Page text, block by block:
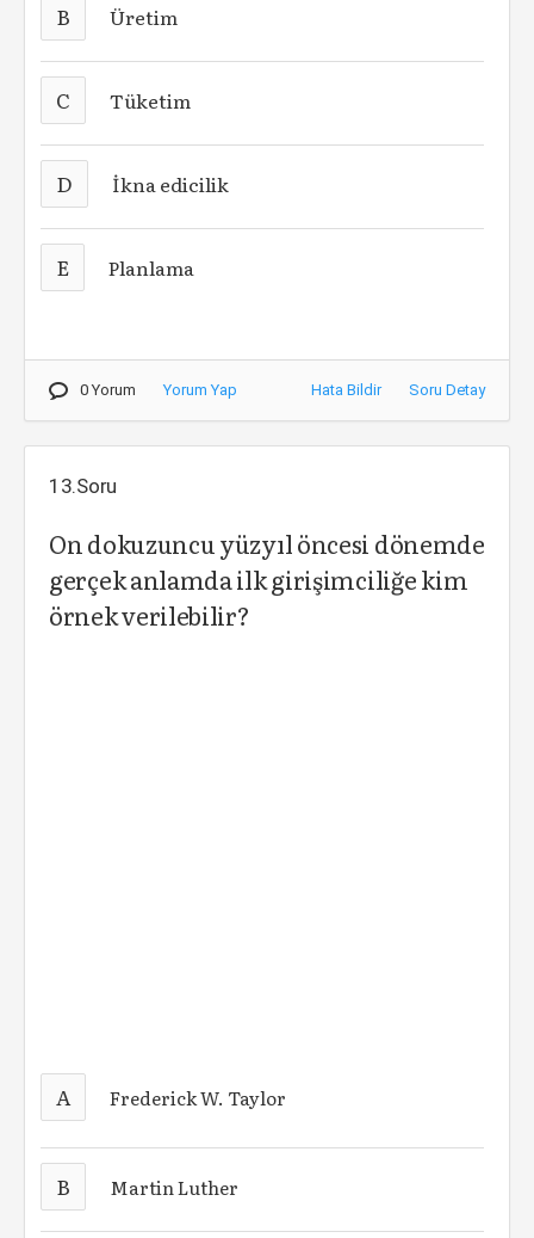
B Üretim
C Tüketim
D İkna edicilik
E Planlama
0 Yorum Yorum Yap Hata Bildir Soru Detay
13.Soru
On dokuzuncu yüzyıl öncesi dönemde
gerçek anlamda ilk girişimciliğe kim
örnek verilebilir?
A Frederick W. Taylor
B Martin Luther